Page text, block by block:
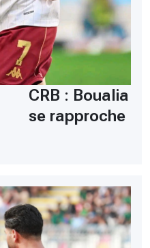
CRB : Boualia
se rapproche